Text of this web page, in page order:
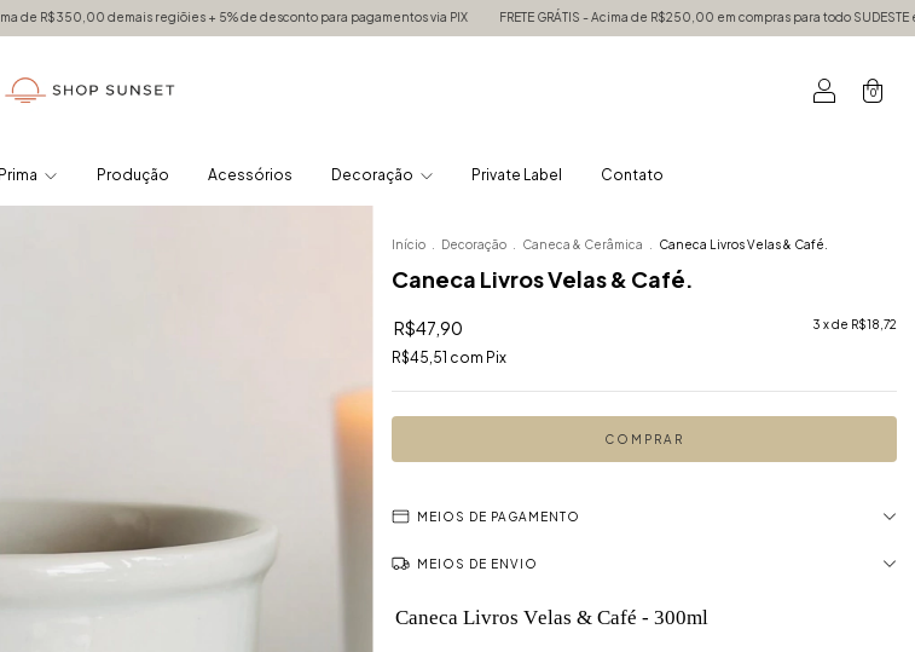
demais regiõies + 5% de desconto para pagamentos via PIX FRETE GRÁTIS - Acima de R$250,00 em compras para todo SUDESTE e acima de
0
Produção Acessórios Decoração Private Label Contato
Início Decoração Caneca & Cerâmica Caneca Livros Velas & Café.
Caneca Livros Velas & Café.
R$47,90 3 x de R$18,72
R$45,51 com Pix
MEIOS DE PAGAMENTO
MEIOS DE ENVIO
Caneca Livros Velas & Café - 300ml